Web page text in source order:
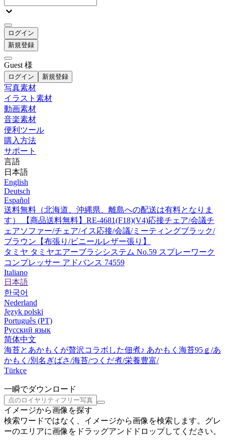
ログイン
新規登録
Guest 様
ログイン 新規登録
写真素材
イラスト素材
動画素材
音楽素材
便利ツール
購入方法
サポート
言語
日本語
English
Deutsch
Español
送料無料（北海道、沖縄県、離島への配送は有料となりま
す） 【商品送料無料】RE-4681(F18)(V4)応接チェア/会議チ
ェアソファー/チェア/イス応接/会議/ミーティングブラック/
ブラウン【布張り/ビニールレザー張り】
タミヤ タミヤエアーブラシシステム No.59 スプレーワーク
コンプレッサー アドバンス 74559
Italiano
日本語
한국어
Nederland
Język polski
Português (PT)
Русский язык
简体中文
海苔とあかもくが贅沢コラボした佃煮♪ あかもく海苔95ｇ/あ
かもく/別名ぎばさ/海苔/つくだ煮/栄養豊富/
Türkçe
一瞬でダウンロード
イメージから画像を探す
検索ワードではなく、イメージから画像を検索します。グレ
ーのエリアに画像をドラッグアンドドロップしてください。